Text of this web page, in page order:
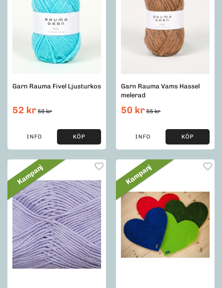
Garn Rauma Fivel Ljusturkos
52 kr 58 kr
INFO KÖP
Garn Rauma Vams Hassel
melerad
50 kr 55 kr
INFO KÖP
Kampanj Kampanj